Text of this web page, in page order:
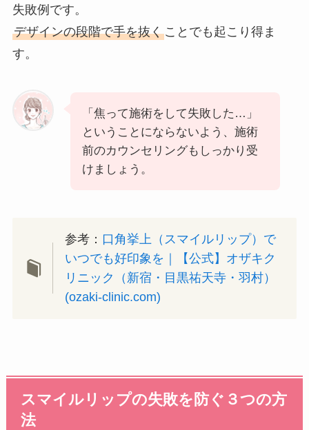
失敗例です。
デザインの段階で手を抜くことでも起こり得ま
す。
「焦って施術をして失敗した…」
ということにならないよう、施術
前のカウンセリングもしっかり受
けましょう。
参考： 口角挙上（スマイルリップ）で
いつでも好印象を｜【公式】オザキク
リニック（新宿・目黒祐天寺・羽村）
(ozaki-clinic.com)
スマイルリップの失敗を防ぐ３つの方
法